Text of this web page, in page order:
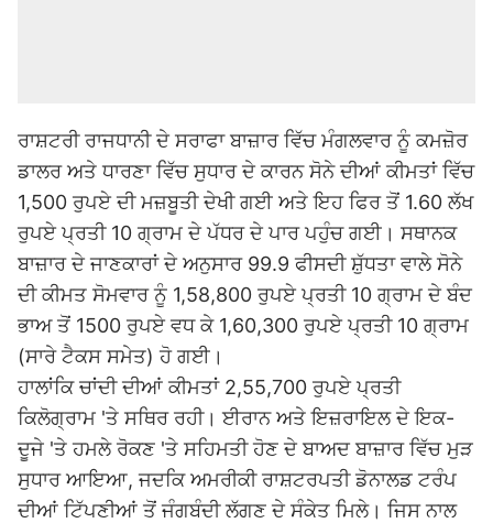
ਰਾਸ਼ਟਰੀ ਰਾਜਧਾਨੀ ਦੇ ਸਰਾਫਾ ਬਾਜ਼ਾਰ ਵਿੱਚ ਮੰਗਲਵਾਰ ਨੂੰ ਕਮਜ਼ੋਰ
ਡਾਲਰ ਅਤੇ ਧਾਰਣਾ ਵਿੱਚ ਸੁਧਾਰ ਦੇ ਕਾਰਨ ਸੋਨੇ ਦੀਆਂ ਕੀਮਤਾਂ ਵਿੱਚ
1,500 ਰੁਪਏ ਦੀ ਮਜ਼ਬੂਤੀ ਦੇਖੀ ਗਈ ਅਤੇ ਇਹ ਫਿਰ ਤੋਂ 1.60 ਲੱਖ
ਰੁਪਏ ਪ੍ਰਤੀ 10 ਗ੍ਰਾਮ ਦੇ ਪੱਧਰ ਦੇ ਪਾਰ ਪਹੁੰਚ ਗਈ। ਸਥਾਨਕ
ਬਾਜ਼ਾਰ ਦੇ ਜਾਣਕਾਰਾਂ ਦੇ ਅਨੁਸਾਰ 99.9 ਫੀਸਦੀ ਸ਼ੁੱਧਤਾ ਵਾਲੇ ਸੋਨੇ
ਦੀ ਕੀਮਤ ਸੋਮਵਾਰ ਨੂੰ 1,58,800 ਰੁਪਏ ਪ੍ਰਤੀ 10 ਗ੍ਰਾਮ ਦੇ ਬੰਦ
ਭਾਅ ਤੋਂ 1500 ਰੁਪਏ ਵਧ ਕੇ 1,60,300 ਰੁਪਏ ਪ੍ਰਤੀ 10 ਗ੍ਰਾਮ
(ਸਾਰੇ ਟੈਕਸ ਸਮੇਤ) ਹੋ ਗਈ।
ਹਾਲਾਂਕਿ ਚਾਂਦੀ ਦੀਆਂ ਕੀਮਤਾਂ 2,55,700 ਰੁਪਏ ਪ੍ਰਤੀ
ਕਿਲੋਗ੍ਰਾਮ 'ਤੇ ਸਥਿਰ ਰਹੀ। ਈਰਾਨ ਅਤੇ ਇਜ਼ਰਾਇਲ ਦੇ ਇਕ-
ਦੂਜੇ 'ਤੇ ਹਮਲੇ ਰੋਕਣ 'ਤੇ ਸਹਿਮਤੀ ਹੋਣ ਦੇ ਬਾਅਦ ਬਾਜ਼ਾਰ ਵਿੱਚ ਮੁੜ
ਸੁਧਾਰ ਆਇਆ, ਜਦਕਿ ਅਮਰੀਕੀ ਰਾਸ਼ਟਰਪਤੀ ਡੋਨਾਲਡ ਟਰੰਪ
ਦੀਆਂ ਟਿੱਪਣੀਆਂ ਤੋਂ ਜੰਗਬੰਦੀ ਲੱਗਣ ਦੇ ਸੰਕੇਤ ਮਿਲੇ। ਜਿਸ ਨਾਲ